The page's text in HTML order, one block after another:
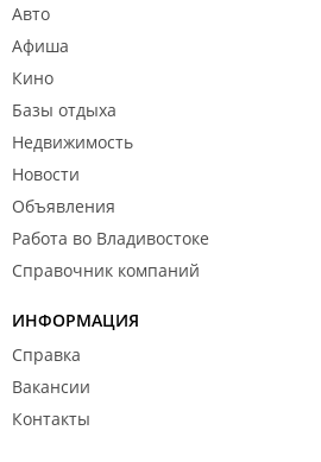
Авто
Афиша
Кино
Базы отдыха
Недвижимость
Новости
Объявления
Работа во Владивостоке
Справочник компаний
ИНФОРМАЦИЯ
Справка
Вакансии
Контакты